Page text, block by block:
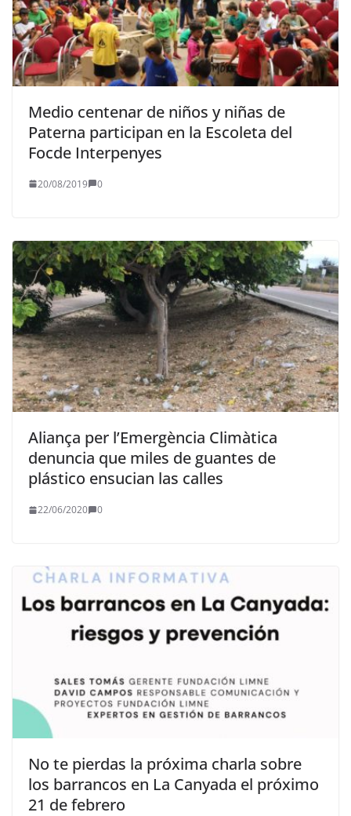
Medio centenar de niños y niñas de
Paterna participan en la Escoleta del
Focde Interpenyes
20/08/2019 0
Aliança per l’Emergència Climàtica
denuncia que miles de guantes de
plástico ensucian las calles
22/06/2020 0
No te pierdas la próxima charla sobre
los barrancos en La Canyada el próximo
21 de febrero